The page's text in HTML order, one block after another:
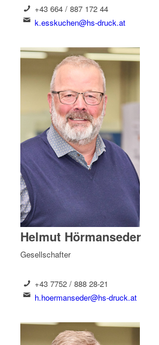
+43 664 / 887 172 44
k.esskuchen@hs-druck.at
Helmut Hörmanseder
Gesellschafter
+43 7752 / 888 28-21
h.hoermanseder@hs-druck.at